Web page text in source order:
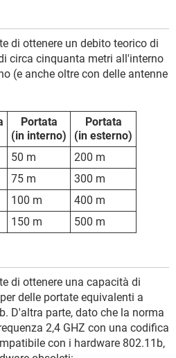
di ottenere un debito teorico di
circa cinquanta metri all'interno
(e anche oltre con delle antenne
Portata
(in interno)
Portata
(in esterno)
50 m
200 m
75 m
300 m
100 m
400 m
150 m 500 m
di ottenere una capacità di
delle portate equivalenti a
D'altra parte, dato che la norma
2,4 GHZ con una codifica
con i hardware 802.11b,